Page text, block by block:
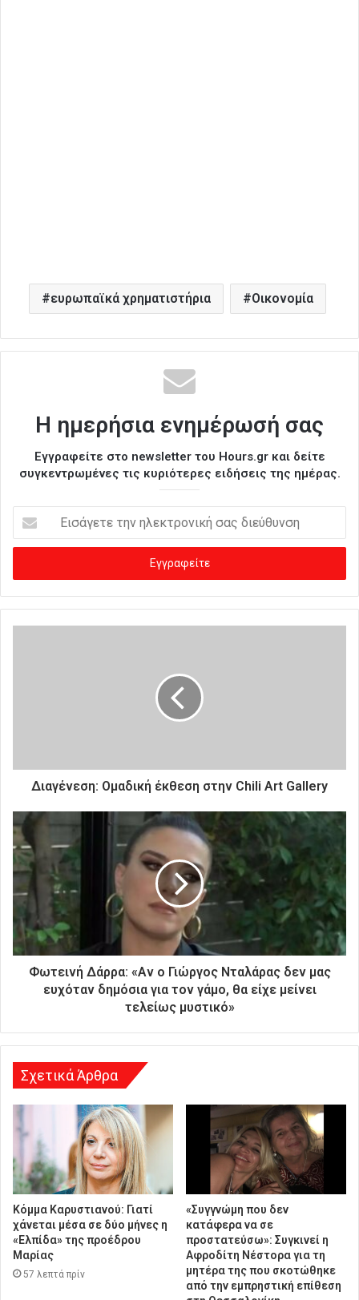
ευρωπαϊκά χρηματιστήρια Οικονομία
Η ημερήσια ενημέρωσή σας
Εγγραφείτε στο newsletter του Hours.gr και δείτε
συγκεντρωμένες τις κυριότερες ειδήσεις της ημέρας.
σ
γ
ε
ι
κ
ή
ς
δ
ι
ν
Διαγένεση: Ομαδική έκθεση στην Chili Art Gallery
Φωτεινή Δάρρα: «Αν ο Γιώργος Νταλάρας δεν μας
ευχόταν δημόσια για τον γάμο, θα είχε μείνει
τελείως μυστικό»
Σχετικά Άρθρα
Κόμμα Καρυστιανού: Γιατί
χάνεται μέσα σε δύο μήνες η
«Ελπίδα» της προέδρου
Μαρίας
57 λεπτά πρίν
«Συγγνώμη που δεν
κατάφερα να σε
προστατεύσω»: Συγκινεί η
Αφροδίτη Νέστορα για τη
μητέρα της που σκοτώθηκε
από την εμπρηστική επίθεση